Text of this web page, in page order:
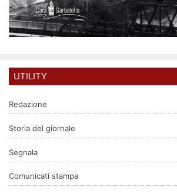
UTILITY
Redazione
Storia del giornale
Segnala
Comunicati stampa